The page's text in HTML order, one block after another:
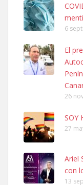
Ninfa perdida
El día 5 se los perdió
calle, se perdió por
Leales.org » Gran
Adopcion
Busco casa de
6
El
26
SOY
27
Ariel
con
13